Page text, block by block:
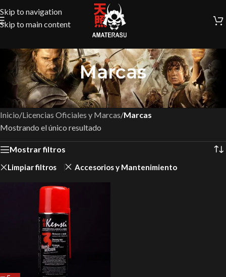
Skip to navigation
Skip to main content
Marcas
Inicio/Licencias Oficiales y Marcas/Marcas
Mostrando el único resultado
Mostrar filtros
Limpiar filtros Accesorios y Mantenimiento